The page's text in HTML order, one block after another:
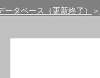
ータベース（更新終了） ＞